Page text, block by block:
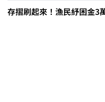
存摺刷起來！漁民紓困金